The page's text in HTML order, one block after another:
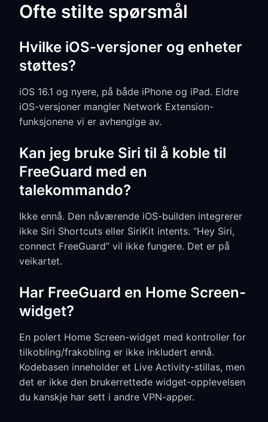
Ofte stilte spørsmål
Hvilke iOS-versjoner og enheter
støttes?
iOS 16.1 og nyere, på både iPhone og iPad. Eldre
iOS-versjoner mangler Network Extension-
funksjonene vi er avhengige av.
Kan jeg bruke Siri til å koble til
FreeGuard med en
talekommando?
Ikke ennå. Den nåværende iOS-builden integrerer
ikke Siri Shortcuts eller SiriKit intents. “Hey Siri,
connect FreeGuard” vil ikke fungere. Det er på
veikartet.
Har FreeGuard en Home Screen-
widget?
En polert Home Screen-widget med kontroller for
tilkobling/frakobling er ikke inkludert ennå.
Kodebasen inneholder et Live Activity-stillas, men
det er ikke den brukerrettede widget-opplevelsen
du kanskje har sett i andre VPN-apper.